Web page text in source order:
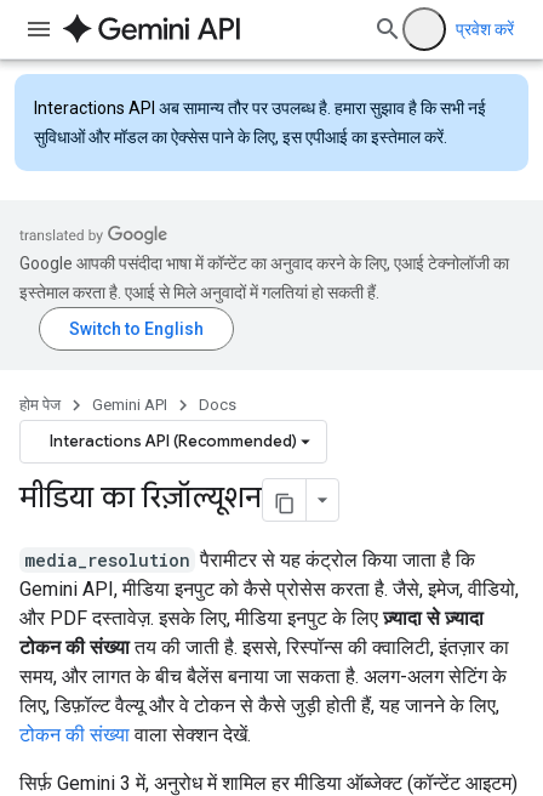
प्रवेश करें
Interactions API अब सामान्य तौर पर उपलब्ध है. हमारा सुझाव है कि सभी नई
सुविधाओं और मॉडल का ऐक्सेस पाने के लिए, इस एपीआई का इस्तेमाल करें.
Google आपकी पसंदीदा भाषा में कॉन्टेंट का अनुवाद करने के लिए, एआई टेक्नोलॉजी का
इस्तेमाल करता है. एआई से मिले अनुवादों में गलतियां हो सकती हैं.
होम पेज Gemini API Docs
Interactions API (Recommended)
मीडिया का रिज़ॉल्यूशन
media_resolution पैरामीटर से यह कंट्रोल किया जाता है कि
Gemini API, मीडिया इनपुट को कैसे प्रोसेस करता है. जैसे, इमेज, वीडियो,
और PDF दस्तावेज़. इसके लिए, मीडिया इनपुट के लिएज़्यादा से ज़्यादा
टोकन की संख्यातय की जाती है. इससे, रिस्पॉन्स की क्वालिटी, इंतज़ार का
समय, और लागत के बीच बैलेंस बनाया जा सकता है. अलग-अलग सेटिंग के
लिए, डिफ़ॉल्ट वैल्यू और वे टोकन से कैसे जुड़ी होती हैं, यह जानने के लिए,
टोकन की संख्यावाला सेक्शन देखें.
सिर्फ़ Gemini 3 में, अनुरोध में शामिल हर मीडिया ऑब्जेक्ट (कॉन्टेंट आइटम)